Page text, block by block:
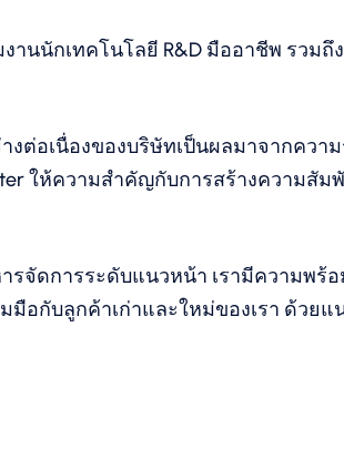
นักเทคโนโลยี R&D มืออาชีพ รวมถึ
งต่อเนื่องของบริษัทเป็นผลมาจากควา
ให้ความสำคัญกับการสร้างความสัม
รจัดการระดับแนวหน้า เรามีความพร้
มือกับลูกค้าเก่าและใหม่ของเรา ด้วยแ